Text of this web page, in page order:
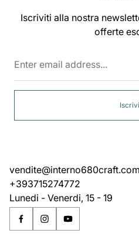
Iscriviti alla nostra
offerte
vendite@interno680craft.com
+393715274772
Lunedi - Venerdi, 15 - 19